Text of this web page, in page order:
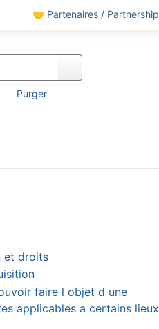
🤝 Partenaires / Partnership
Purger
et droits
faire l objet d une
applicables a certains lieux